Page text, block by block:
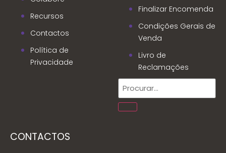
Recursos
Contactos
Política de
Privacidade
Finalizar Encomenda
Condições Gerais de
Venda
Livro de
Reclamações
CONTACTOS